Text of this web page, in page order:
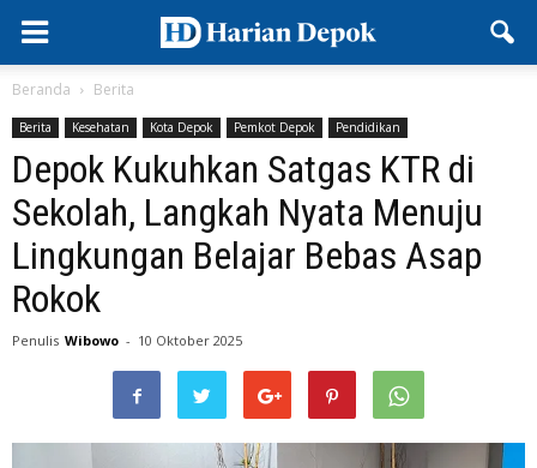
Beranda Berita
Berita Kesehatan Kota Depok Pemkot Depok Pendidikan
Depok Kukuhkan Satgas KTR di
Sekolah, Langkah Nyata Menuju
Lingkungan Belajar Bebas Asap
Rokok
Penulis Wibowo - 10 Oktober 2025